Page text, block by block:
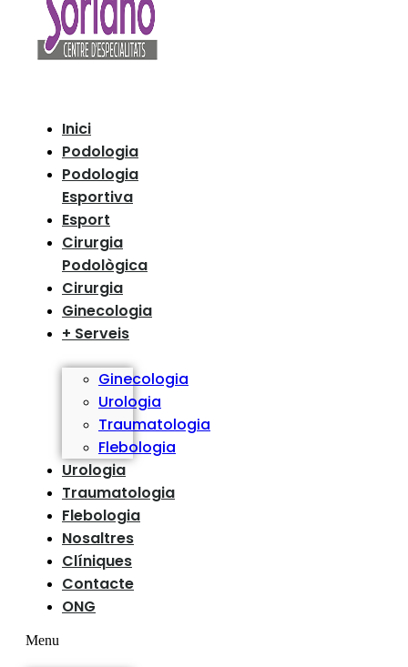
Inici
Podologia
Podologia
Esportiva
Esport
Cirurgia
Podològica
Cirurgia
Ginecologia
+ Serveis
Ginecologia
Urologia
Traumatologia
Flebologia
Urologia
Traumatologia
Flebologia
Nosaltres
Clíniques
Contacte
ONG
Menu